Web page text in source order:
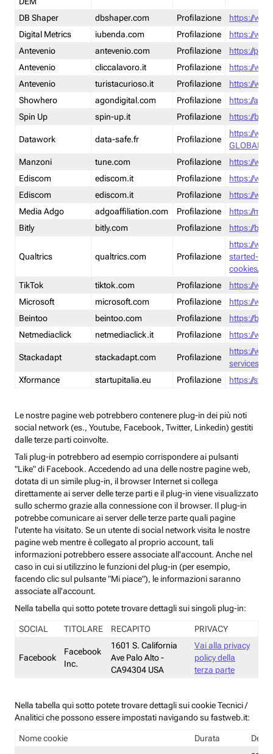
DB Shaper
dbshaper.com Profilazione
https://
Digital Metrics
iubenda.com Profilazione
https://
Antevenio
antevenio.com Profilazione
https://
Antevenio
cliccalavoro.it Profilazione
https://
Antevenio
turistacurioso.it Profilazione
https://
Showhero
agondigital.com Profilazione
https://
Spin Up
spin-up.it Profilazione https://
Datawork data-safe.fr Profilazione
https://
GLOBAL-
Manzoni
tune.com Profilazione
https://
Ediscom
ediscom.it Profilazione
https://
Ediscom
ediscom.it Profilazione
https://
Media Adgo
adgoaffiliation.com Profilazione
https://
Bitly
bitly.com Profilazione https://
Qualtrics qualtrics.com Profilazione
https://
started-
cookies/
TikTok
tiktok.com Profilazione
https://
Microsoft
microsoft.com Profilazione
https://
Beintoo
beintoo.com Profilazione
https://
Netmediaclick
netmediaclick.it Profilazione https://
Stackadapt stackadapt.com Profilazione
https://
services-
Xformance
startupitalia.eu Profilazione https://
Le nostre pagine web potrebbero contenere plug-in dei più noti
social network (es., Youtube, Facebook, Twitter, Linkedin) gestiti
dalle terze parti coinvolte.
Tali plug-in potrebbero ad esempio corrispondere ai pulsanti
"Like" di Facebook. Accedendo ad una delle nostre pagine web,
dotata di un simile plug-in, il browser Internet si collega
direttamente ai server delle terze parti e il plug-in viene visualizzato
sullo schermo grazie alla connessione con il browser. Il plug-in
potrebbe comunicare ai server delle terze parte quali pagine
l'utente ha visitato. Se un utente di social network visita le nostre
pagine web mentre è collegato al proprio account, tali
informazioni potrebbero essere associate all'account. Anche nel
caso in cui si utilizzino le funzioni del plug-in (per esempio,
facendo clic sul pulsante "Mi piace"), le informazioni saranno
associate all'account.
Nella tabella qui sotto potete trovare dettagli sui singoli plug-in:
SOCIAL TITOLARE RECAPITO PRIVACY
Facebook
Facebook
Inc.
1601 S. California
Ave Palo Alto -
CA94304 USA
Vai alla privacy
policy della
terza parte
Nella tabella qui sotto potete trovare dettagli sui cookie Tecnici /
Analitici che possono essere impostati navigando su fastweb.it:
Nome cookie Durata